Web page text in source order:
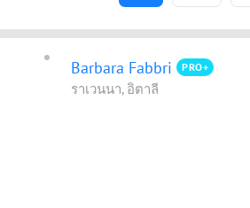
Barbara Fabbri PRO+
ราเวนนา, อิตาลี